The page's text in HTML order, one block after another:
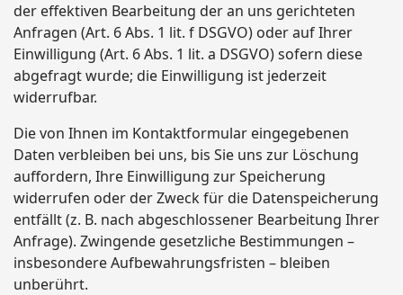
der effektiven Bearbeitung der an uns gerichteten
Anfragen (Art. 6 Abs. 1 lit. f DSGVO) oder auf Ihrer
Einwilligung (Art. 6 Abs. 1 lit. a DSGVO) sofern diese
abgefragt wurde; die Einwilligung ist jederzeit
widerrufbar.
Die von Ihnen im Kontaktformular eingegebenen
Daten verbleiben bei uns, bis Sie uns zur Löschung
auffordern, Ihre Einwilligung zur Speicherung
widerrufen oder der Zweck für die Datenspeicherung
entfällt (z. B. nach abgeschlossener Bearbeitung Ihrer
Anfrage). Zwingende gesetzliche Bestimmungen –
insbesondere Aufbewahrungsfristen – bleiben
unberührt.